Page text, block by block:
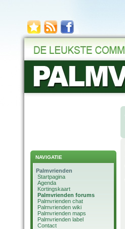
NAVIGATIE
Palmvrienden
Startpagina
Agenda
Kortingskaart
Palmvrienden forums
Palmvrienden chat
Palmvrienden wiki
Palmvrienden maps
Palmvrienden label
Contact